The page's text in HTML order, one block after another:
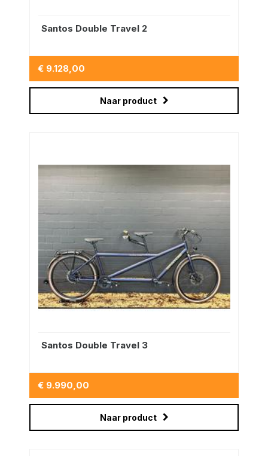
Santos Double Travel 2
€ 9.128,00
Naar product
Santos Double Travel 3
€ 9.990,00
Naar product